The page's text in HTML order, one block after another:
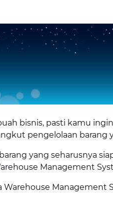
bisnis, pasti kamu
pengelolaan barang
yang seharusnya
Management
Warehouse